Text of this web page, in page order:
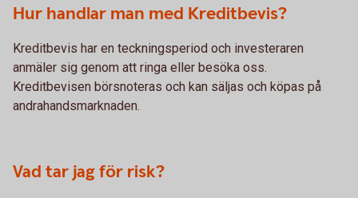
Hur handlar man med Kreditbevis?
Kreditbevis har en teckningsperiod och investeraren
anmäler sig genom att ringa eller besöka oss.
Kreditbevisen börsnoteras och kan säljas och köpas på
andrahandsmarknaden.
Vad tar jag för risk?